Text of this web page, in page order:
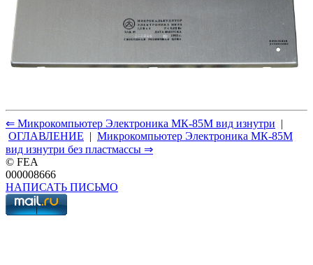
⇐ Микрокомпьютер Электроника МК-85М вид изнутри
ОГЛАВЛЕНИЕ
Микрокомпьютер Электроника МК-85М
вид изнутри без пластмассы ⇒
© FEA
000008666
НАПИСАТЬ ПИСЬМО